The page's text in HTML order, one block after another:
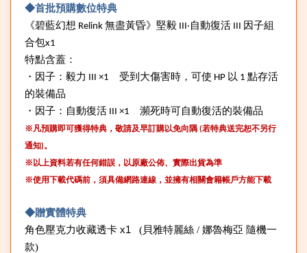
◆首批預購數位特典
《碧藍幻想 Relink 無盡黃昏》堅毅 III‧自動復活 III 因子組
合包x1
特點含蓋：
・因子：毅力 III ×1 受到大傷害時，可使 HP 以 1 點存活
的裝備品
・因子：自動復活 III ×1 瀕死時可自動復活的裝備品
※凡預購即可獲得特典，敬請及早訂購以免向隅 (若特典送完恕不另行
通知)。
※以上資料若有任何錯誤，以原廠公佈、實際出貨為準
※使用下載代碼前，須具備網路連線，並擁有相關會籍帳戶方能下載
◆贈實體特典
角色壓克力收藏透卡 x1 (貝雅特麗絲 / 娜魯梅亞 隨機一
款)